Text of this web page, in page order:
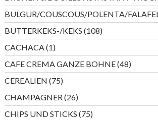
BULGUR/COUSCOUS/POLENTA/
BUTTERKEKS-/KEKS 108108
Produkte
CACHACA 11
Produkt
CAFE CREMA GANZE BOHNE 4848
CEREALIEN 7575
Produkte
CHAMPAGNER 2626
Produkte
CHIPS UND STICKS 7575